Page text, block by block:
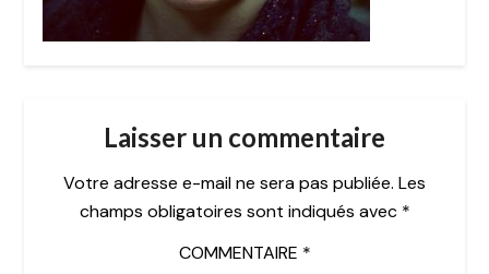
Laisser un commentaire
Votre adresse e-mail ne sera pas publiée. Les
champs obligatoires sont indiqués avec *
COMMENTAIRE *